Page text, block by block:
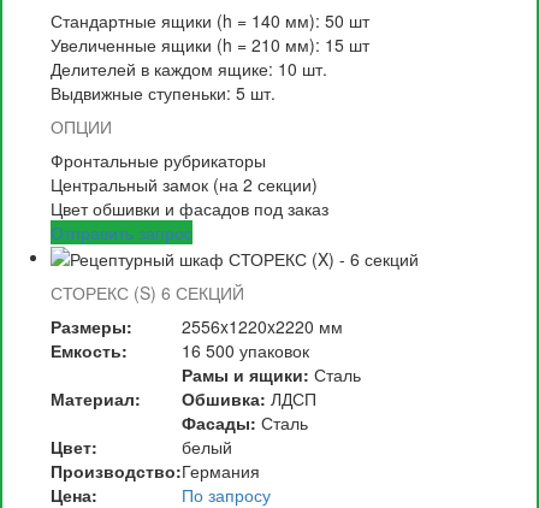
Стандартные ящики (h = 140 мм): 50 шт
Увеличенные ящики (h = 210 мм): 15 шт
Делителей в каждом ящике: 10 шт.
Выдвижные ступеньки: 5 шт.
ОПЦИИ
Фронтальные рубрикаторы
Центральный замок (на 2 секции)
Цвет обшивки и фасадов под заказ
Отправить запрос
СТОРЕКС (S) 6 СЕКЦИЙ
Размеры:
2556x1220x2220 мм
Емкость:
16 500 упаковок
Материал:
Рамы и ящики: Сталь
Обшивка: ЛДСП
Фасады: Сталь
Цвет:
белый
Производство:Германия
Цена:
По запросу